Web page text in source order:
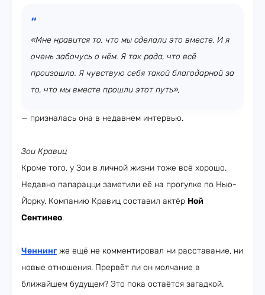
«Мне нравится то, что мы сделали это вместе. И я
очень забочусь о нём. Я так рада, что всё
произошло. Я чувствую себя такой благодарной за
то, что мы вместе прошли этот путь»,
— призналась она в недавнем интервью.
Зои Кравиц
Кроме того, у Зои в личной жизни тоже всё хорошо.
Недавно папарацци заметили её на прогулке по Нью-
Йорку. Компанию Кравиц составил актёр Ной
Сентинео.
Ченнингже ещё не комментировал ни расставание, ни
новые отношения. Прервёт ли он молчание в
ближайшем будущем? Это пока остаётся загадкой.